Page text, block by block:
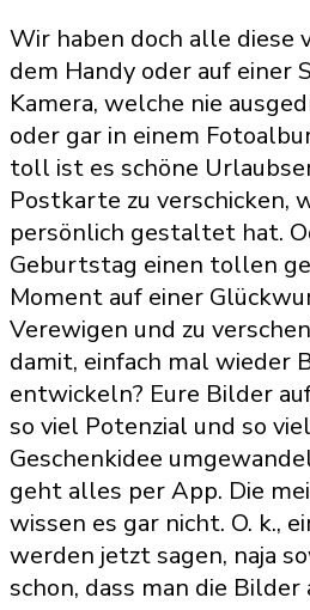
Wir haben doch alle diese
dem Handy oder auf einer
Kamera, welche nie
oder gar in einem
toll ist es schöne
Postkarte zu verschicken,
persönlich gestaltet hat.
Geburtstag einen tollen
Moment auf einer
Verewigen und zu
damit, einfach mal wieder
entwickeln? Eure Bilder
so viel Potenzial und so
Geschenkidee
geht alles per App. Die
wissen es gar nicht. O. k.,
werden jetzt sagen, naja
schon, dass man die